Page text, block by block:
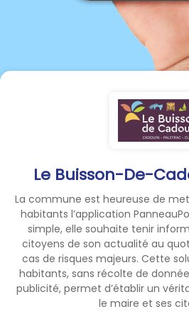
Le Buisson-De-
La commune est heureuse de
habitants l’application
simple, elle souhaite tenir
citoyens de son actualité au
cas de risques majeurs. Cette
habitants, sans récolte de
publicité, permet d’établir un
le maire et ses